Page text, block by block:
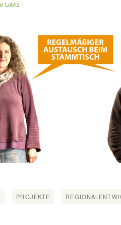
Lobitz
PROJEKTE